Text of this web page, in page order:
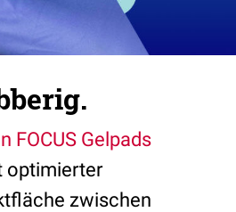
FOCUS Gelpads
optimierter
zwischen